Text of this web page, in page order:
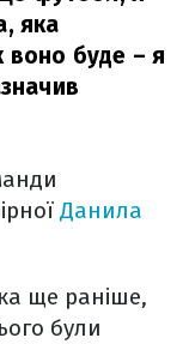
яка
воно буде – я
Данила
ще раніше,
були